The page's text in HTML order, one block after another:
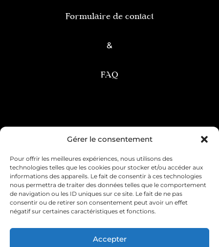
Gérer le consentement
Pour offrir les meilleures expériences, nous utilisons des
technologies telles que les cookies pour stocker et/ou accéder aux
informations des appareils. Le fait de consentir à ces technologies
nous permettra de traiter des données telles que le comportement
de navigation ou les ID uniques sur ce site. Le fait de ne pas
consentir ou de retirer son consentement peut avoir un effet
négatif sur certaines caractéristiques et fonctions.
Accepter
Formulaire de contact
&
FAQ
Condition générale de vente
Mentions légales Livraison & retour
Contact & service client
Politique de cookies (UE)
Déclaration de confidentialité (UE)